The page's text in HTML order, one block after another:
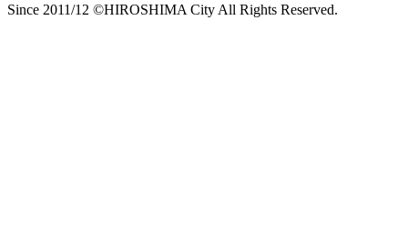
Since 2011/12 ©HIROSHIMA City All Rights Reserved.